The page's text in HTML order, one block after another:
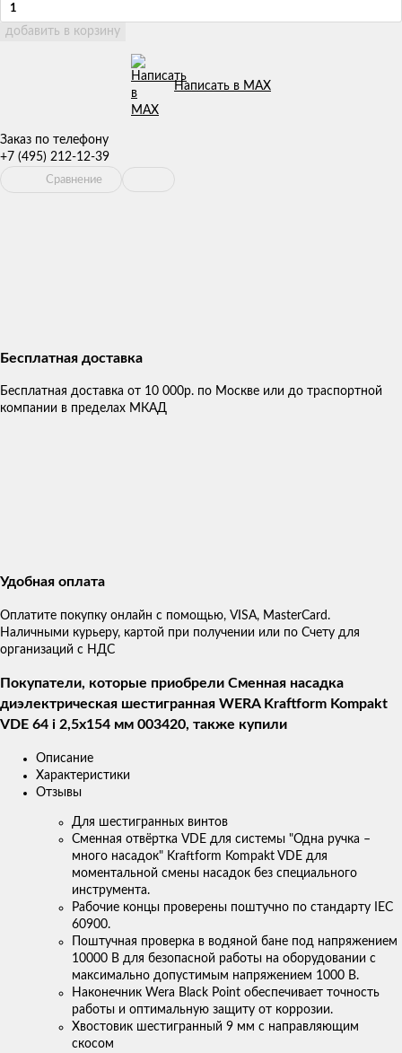
добавить в корзину
Написать в MAX
Заказ по телефону
+7 (495) 212-12-39
Сравнение
Бесплатная доставка
Бесплатная доставка от 10 000р. по Москве или до траспортной
компании в пределах МКАД
Удобная оплата
Оплатите покупку онлайн с помощью, VISA, MasterCard.
Наличными курьеру, картой при получении или по Счету для
организаций с НДС
Покупатели, которые приобрели Сменная насадка
диэлектрическая шестигранная WERA Kraftform Kompakt
VDE 64 i 2,5x154 мм 003420, также купили
Описание
Характеристики
Отзывы
Для шестигранных винтов
Сменная отвёртка VDE для системы "Одна ручка –
много насадок" Kraftform Kompakt VDE для
моментальной смены насадок без специального
инструмента.
Рабочие концы проверены поштучно по стандарту IEC
60900.
Поштучная проверка в водяной бане под напряжением
10000 В для безопасной работы на оборудовании с
максимально допустимым напряжением 1000 В.
Наконечник Wera Black Point обеспечивает точность
работы и оптимальную защиту от коррозии.
Хвостовик шестигранный 9 мм с направляющим
скосом